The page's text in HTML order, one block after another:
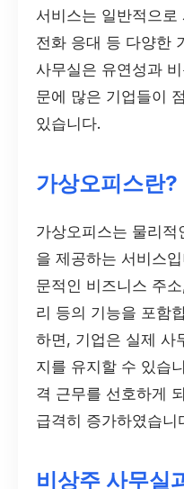
서비스는 일반적으
전화 응대 등 다양한
사무실은 유연성과
문에 많은 기업들이
있습니다.
가상오피스란?
가상오피스는 물리
을 제공하는 서비스
문적인 비즈니스 주
리 등의 기능을 포함
하면, 기업은 실제 사
지를 유지할 수 있습
격 근무를 선호하게
급격히 증가하였습니
비상주 사무실